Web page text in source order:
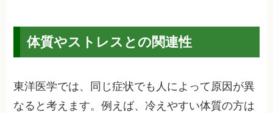
体質やストレスとの関連性
東洋医学では、同じ症状でも人によって原因が異
なると考えます。例えば、冷えやすい体質の方は